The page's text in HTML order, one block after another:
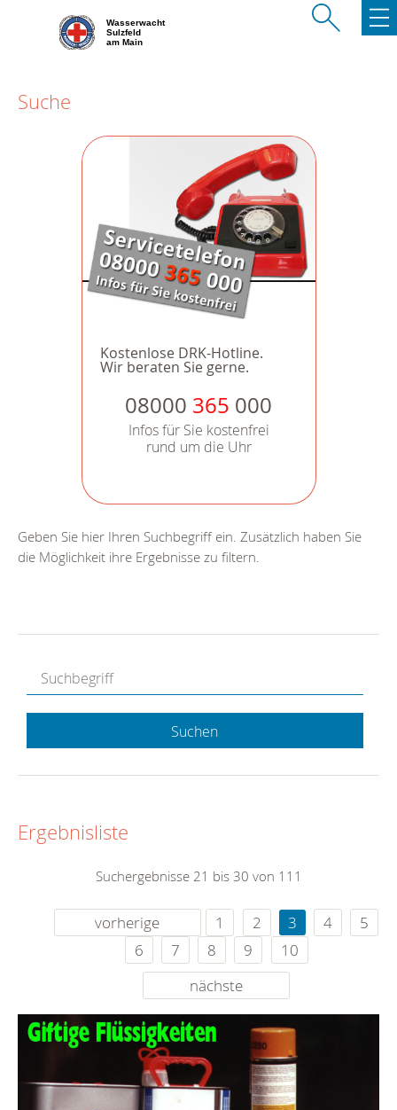
Wasserwacht
Sulzfeld
am Main
Suche
Kostenlose DRK-Hotline.
Wir beraten Sie gerne.
08000 365 000
Infos für Sie kostenfrei
rund um die Uhr
Geben Sie hier Ihren Suchbegriff ein. Zusätzlich haben Sie
die Möglichkeit ihre Ergebnisse zu filtern.
Suchen
Ergebnisliste
Suchergebnisse 21 bis 30 von 111
vorherige 1 2 3 4
5
6
7 8 9
10
nächste